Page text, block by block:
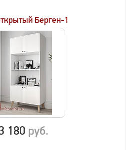
Берген-1
180 руб.